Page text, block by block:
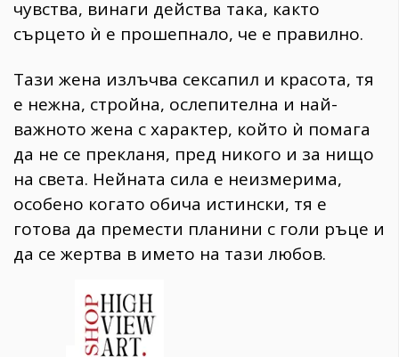
чувства, винаги действа така, както
сърцето ѝ е прошепнало, че е правилно.
Тази жена излъчва сексапил и красота, тя
е нежна, стройна, ослепителна и най-
важното жена с характер, който ѝ помага
да не се прекланя, пред никого и за нищо
на света. Нейната сила е неизмерима,
особено когато обича истински, тя е
готова да премести планини с голи ръце и
да се жертва в името на тази любов.